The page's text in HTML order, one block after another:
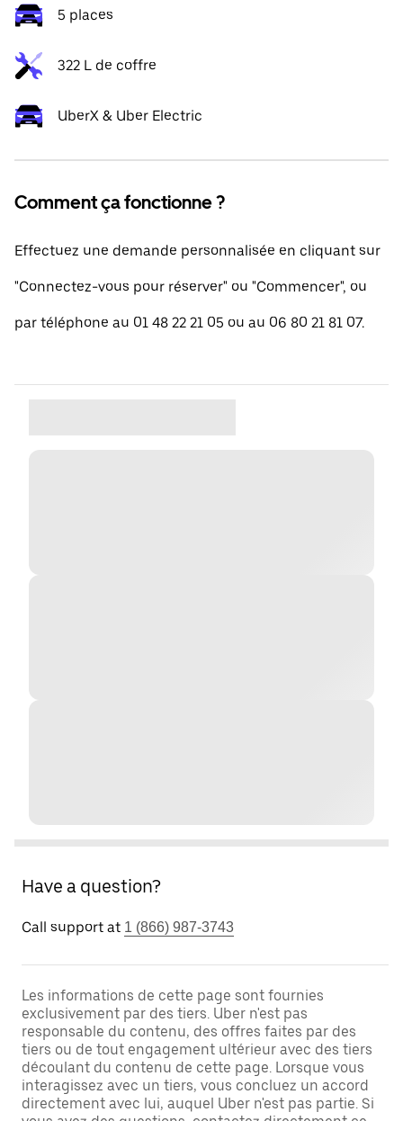
5 places
322 L de coffre
UberX & Uber Electric
Comment ça fonctionne ?
Effectuez une demande personnalisée en cliquant sur
"Connectez-vous pour réserver" ou "Commencer", ou
par téléphone au 01 48 22 21 05 ou au 06 80 21 81 07.
Have a question?
Call support at 1 (866) 987-3743
Les informations de cette page sont fournies
exclusivement par des tiers. Uber n'est pas
responsable du contenu, des offres faites par des
tiers ou de tout engagement ultérieur avec des tiers
découlant du contenu de cette page. Lorsque vous
interagissez avec un tiers, vous concluez un accord
directement avec lui, auquel Uber n'est pas partie. Si